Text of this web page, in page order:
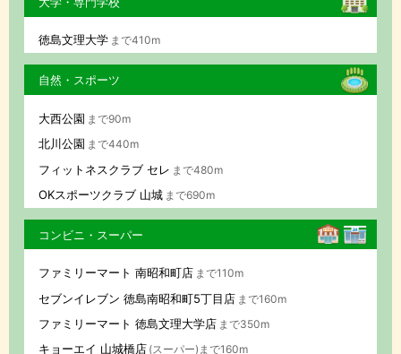
徳島文理大学 まで410m
自然・スポーツ
大西公園 まで90m
北川公園 まで440m
フィットネスクラブ セレ まで480m
OKスポーツクラブ 山城 まで690m
コンビニ・スーパー
ファミリーマート 南昭和町店 まで110m
セブンイレブン 徳島南昭和町5丁目店 まで160m
ファミリーマート 徳島文理大学店 まで350m
キョーエイ 山城橋店 (スーパー)まで160m